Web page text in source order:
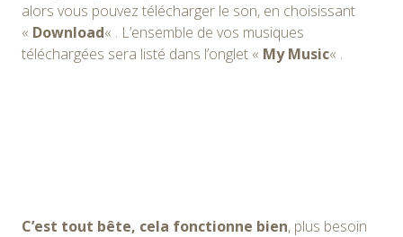
alors vous pouvez télécharger le son, en choisissant
« Download« . L’ensemble de vos musiques
téléchargées sera listé dans l’onglet « My Music« .
C’est tout bête, cela fonctionne bien, plus besoin